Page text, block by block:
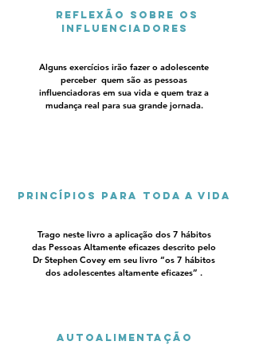
Reflexão sobre os
influenciadores
Alguns exercícios irão fazer o adolescente
perceber quem são as pessoas
influenciadoras em sua vida e quem traz a
mudança real para sua grande jornada.
Princípios para toda a vida
Trago neste livro a aplicação dos 7 hábitos
das Pessoas Altamente eficazes descrito pelo
Dr Stephen Covey em seu livro “os 7 hábitos
dos adolescentes altamente eficazes” .
Autoalimentação